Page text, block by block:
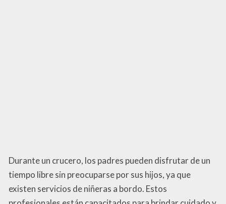
Durante un crucero, los padres pueden disfrutar de un
tiempo libre sin preocuparse por sus hijos, ya que
existen servicios de niñeras a bordo. Estos